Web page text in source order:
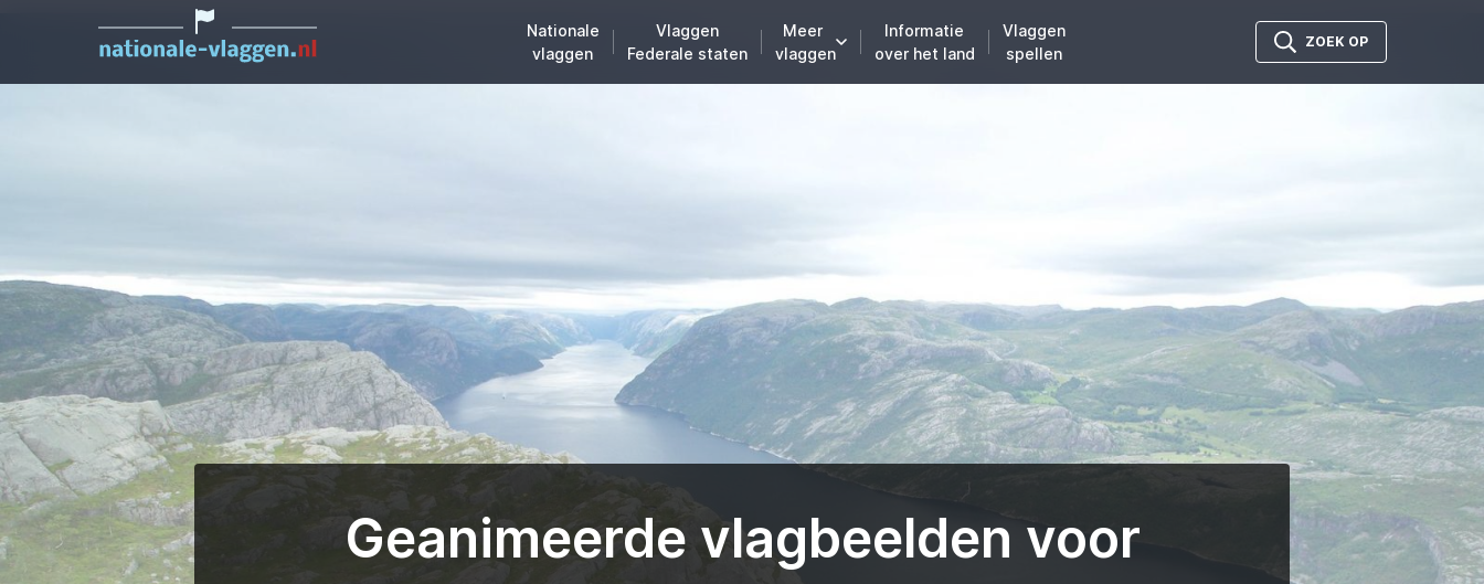
Nationale
vlaggen
Vlaggen
Federale staten
Meer
vlaggen
Informatie
over het land
Vlaggen
spellen
ZOEK OP
Geanimeerde vlagbeelden voor